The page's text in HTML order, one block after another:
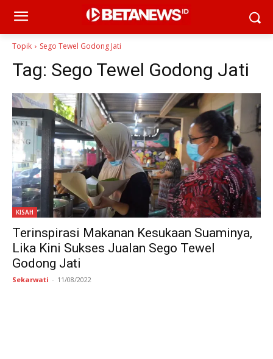
Topik Sego Tewel Godong Jati
Tag: Sego Tewel Godong Jati
KISAH
Terinspirasi Makanan Kesukaan Suaminya,
Lika Kini Sukses Jualan Sego Tewel
Godong Jati
Sekarwati - 11/08/2022